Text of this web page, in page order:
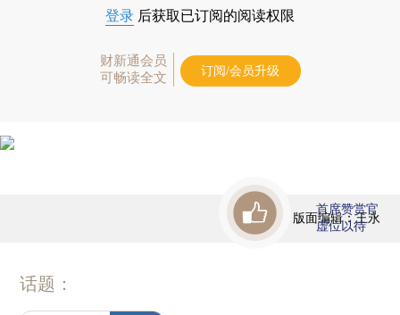
登录 后获取已订阅的阅读权限
财新通会员
可畅读全文
订阅/会员升级
版面编辑：王永
首席赞赏官
虚位以待
话题：